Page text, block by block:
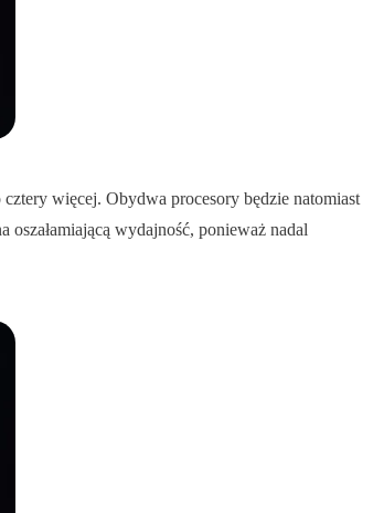
więcej. Obydwa procesory będzie natomiast
wydajność, ponieważ nadal